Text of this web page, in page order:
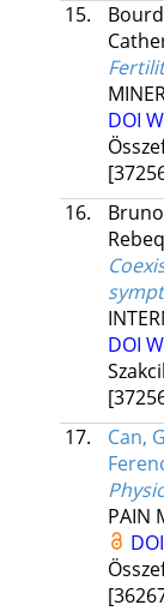
15.
DOI
16.
DOI
17.
Can,
PAIN
DOI